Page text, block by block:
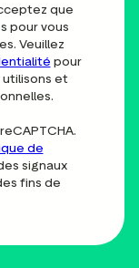
que
pour vous
Veuillez
pour
utilisons et
de
signaux
fins de